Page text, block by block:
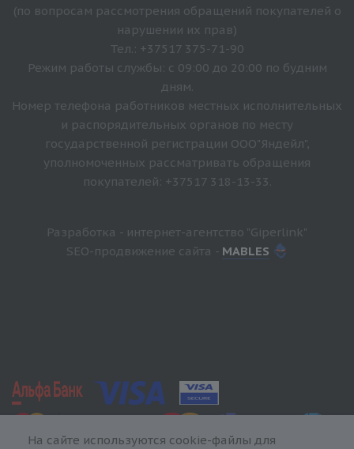
(по вопросам рассмотрения обращений покупателей о
нарушении их прав)
Тел.: +37517 375-71-90
Режим работы службы: с 09:00 до 20:00 по будним
дням.
Номер телефона работников местных исполнительных
и распорядительных органов по месту
государственной регистрации ООО"Яндейл",
уполномоченных рассматривать обращения
покупателей: +37517 318-13-33.
Разработка - интернет-агентство "Giperlink"
SEO-продвижение сайта - MABLES
На сайте используются cookie-файлы для